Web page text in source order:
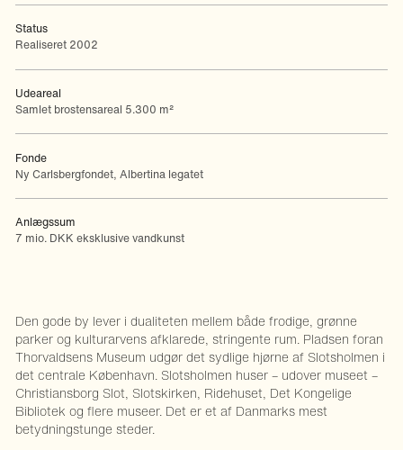
Status
Realiseret 2002
Udeareal
Samlet brostensareal 5.300 m²
Fonde
Ny Carlsbergfondet, Albertina legatet
Anlægssum
7 mio. DKK eksklusive vandkunst
Den gode by lever i dualiteten mellem både frodige, grønne
parker og kulturarvens afklarede, stringente rum. Pladsen foran
Thorvaldsens Museum udgør det sydlige hjørne af Slotsholmen i
det centrale København. Slotsholmen huser – udover museet –
Christiansborg Slot, Slotskirken, Ridehuset, Det Kongelige
Bibliotek og flere museer. Det er et af Danmarks mest
betydningstunge steder.